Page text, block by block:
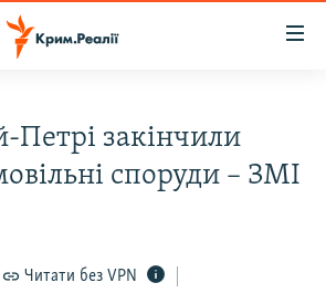
Петрі закінчили
споруди – ЗМІ
Читати без VPN